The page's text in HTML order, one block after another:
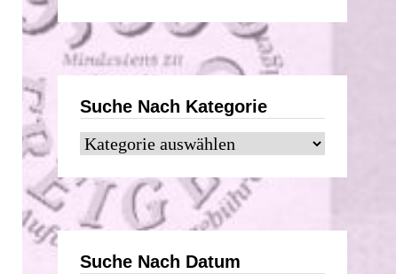
Suche Nach Kategorie
Suche
nach
Kategorie
Suche Nach Datum